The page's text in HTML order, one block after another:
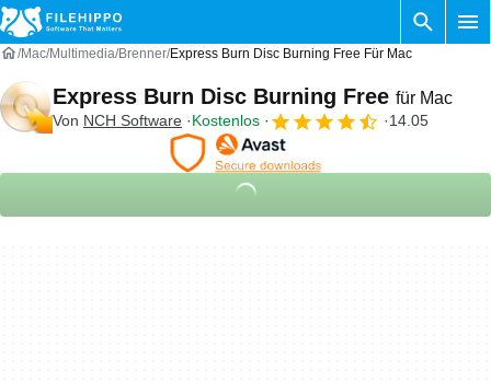
Mac Multimedia Brenner Express Burn Disc Burning Free Für Mac
Express Burn Disc Burning Free für Mac
Von NCH Software Kostenlos 14.05